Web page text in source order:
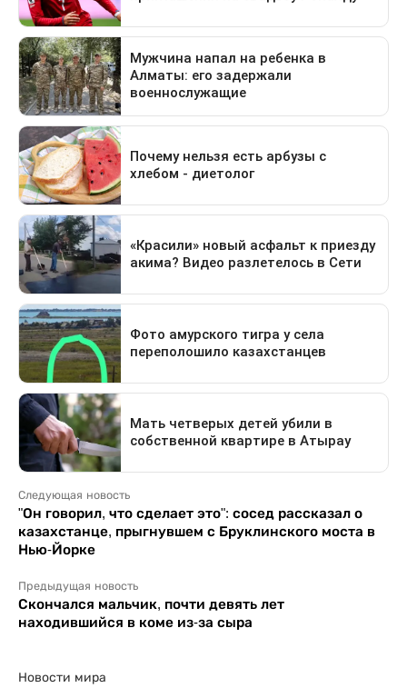
Следующая новость
"Он говорил, что сделает это": сосед рассказал о
казахстанце, прыгнувшем с Бруклинского моста в
Нью-Йорке
Предыдущая новость
Скончался мальчик, почти девять лет
находившийся в коме из-за сыра
Новости мира